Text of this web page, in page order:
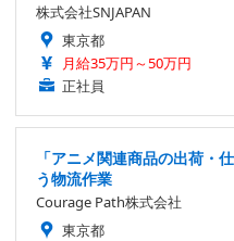
株式会社SNJAPAN
東京都
月給35万円～50万円
正社員
「アニメ関連商品の出荷・
う物流作業
Courage Path株式会社
東京都